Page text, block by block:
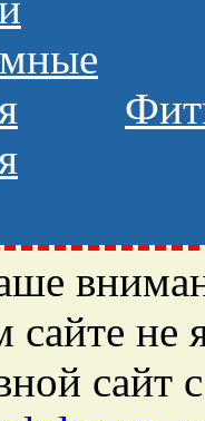
сайте не
сайт